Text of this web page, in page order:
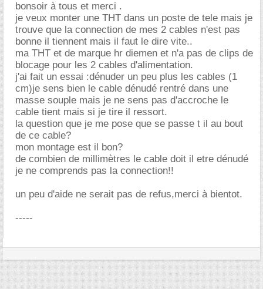
bonsoir à tous et merci .
je veux monter une THT dans un poste de tele mais je
trouve que la connection de mes 2 cables n'est pas
bonne il tiennent mais il faut le dire vite..
ma THT et de marque hr diemen et n'a pas de clips de
blocage pour les 2 cables d'alimentation.
j'ai fait un essai :dénuder un peu plus les cables (1
cm)je sens bien le cable dénudé rentré dans une
masse souple mais je ne sens pas d'accroche le
cable tient mais si je tire il ressort.
la question que je me pose que se passe t il au bout
de ce cable?
mon montage est il bon?
de combien de millimètres le cable doit il etre dénudé
je ne comprends pas la connection!!
un peu d'aide ne serait pas de refus,merci à bientot.
-----